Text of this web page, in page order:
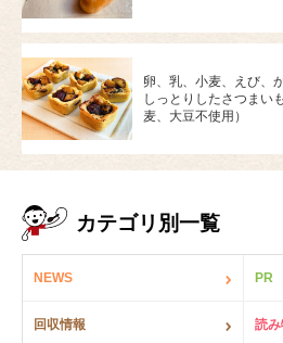
卵、乳、小麦、えび、
しっとりしたさつまい
麦、大豆不使用）
カテゴリ別一覧
NEWS PR
回収情報 読